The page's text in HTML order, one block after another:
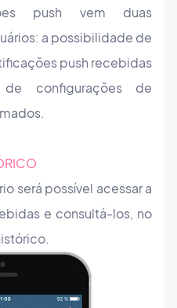
push vem duas
a possibilidade de
push recebidas
configurações de
será possível acessar a
e consultá-los, no